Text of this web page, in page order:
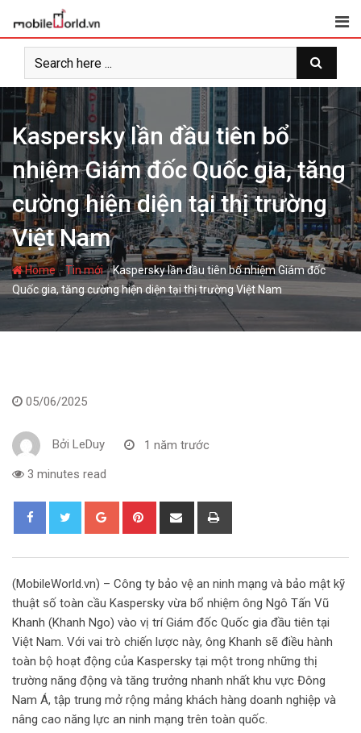
t
o
o
n
t
e
n
t
Kaspersky lần đầu tiên bổ
nhiệm Giám đốc Quốc gia, tăng
cường hiện diện tại thị trường
Việt Nam
Home-Tin mới-Kaspersky lần đầu tiên bổ nhiệm Giám đốc
Quốc gia, tăng cường hiện diện tại thị trường Việt Nam
05/06/2025
Bởi LeDuy 1 năm trước
3 minutes read
o
l
e
+
i
e
r
e
s
t
h
e
v
i
a
E
m
a
i
r
t
(MobileWorld.vn) – Công ty bảo vệ an ninh mạng và bảo mật kỹ
thuật số toàn cầu Kaspersky vừa bổ nhiệm ông Ngô Tấn Vũ
Khanh (Khanh Ngo) vào vị trí Giám đốc Quốc gia đầu tiên tại
Việt Nam. Với vai trò chiến lược này, ông Khanh sẽ điều hành
toàn bộ hoạt động của Kaspersky tại một trong những thị
trường năng động và tăng trưởng nhanh nhất khu vực Đông
Nam Á, tập trung mở rộng mảng khách hàng doanh nghiệp và
nâng cao năng lực an ninh mạng trên toàn quốc.